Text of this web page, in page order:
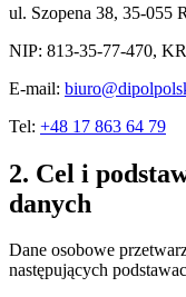
ul. Szopena 38, 35-055
NIP: 813-35-77-470,
E-mail:
Tel: +48 17 863 64 79
2. Cel i
danych
Dane osobowe
następujących